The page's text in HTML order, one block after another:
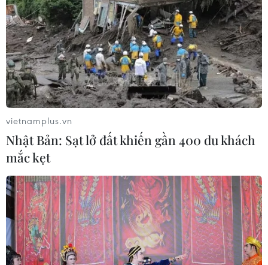
vietnamplus.vn
Nhật Bản: Sạt lở đất khiến gần 400 du khách
mắc kẹt